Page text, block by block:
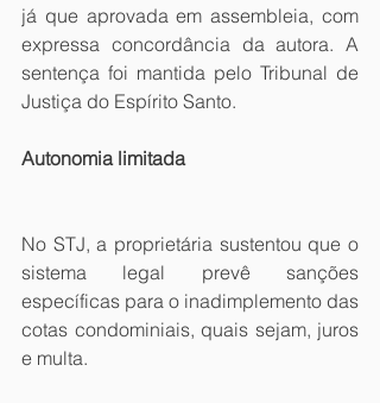
já que aprovada em assembleia, com
expressa concordância da autora. A
sentença foi mantida pelo Tribunal de
Justiça do Espírito Santo.
Autonomia limitada
No STJ, a proprietária sustentou que o
sistema legal prevê sanções
específicas para o inadimplemento das
cotas condominiais, quais sejam, juros
e multa.